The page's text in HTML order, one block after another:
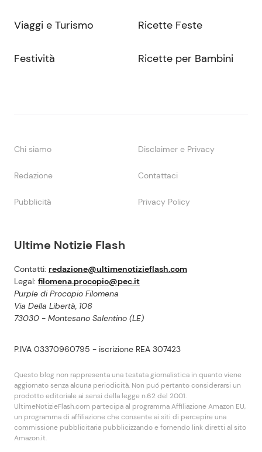
Ultime Notizie Flash
Contatti: redazione@ultimenotizieflash.com
Legal: filomena.procopio@pec.it
Purple di Procopio Filomena
Via Della Libertà, 106
73030 - Montesano Salentino (LE)
P.IVA 03370960795 - iscrizione REA 307423
Questo blog non rappresenta una testata giornalistica in quanto viene
aggiornato senza alcuna periodicità. Non puó pertanto considerarsi un
prodotto editoriale ai sensi della legge n.62 del 2001.
UltimeNotizieFlash.com partecipa al programma Affiliazione Amazon EU,
un programma di affiliazione che consente ai siti di percepire una
commissione pubblicitaria pubblicizzando e fornendo link diretti al sito
Amazon.it.
Viaggi e Turismo
Festività
Ricette Feste
Ricette per Bambini
Chi siamo Disclaimer e Privacy
Redazione Contattaci
Pubblicità Privacy Policy